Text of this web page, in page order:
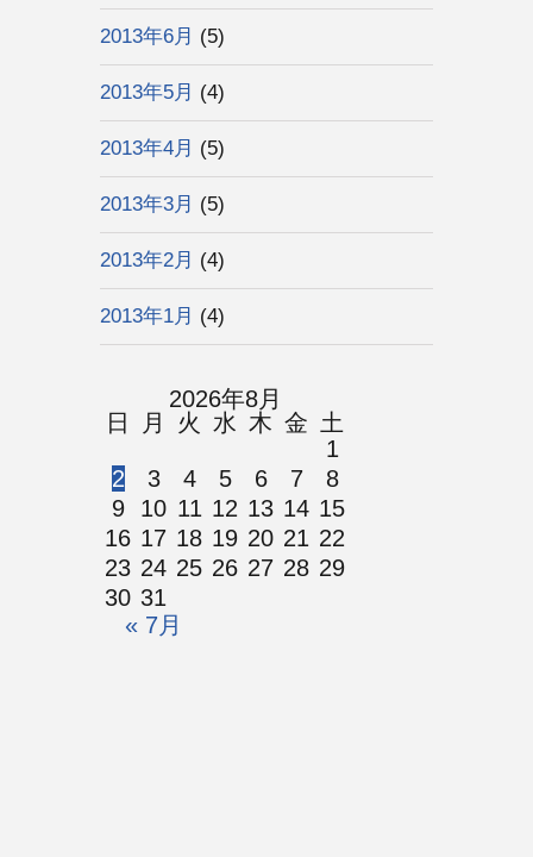
2013年6月 (5)
2013年5月 (4)
2013年4月 (5)
2013年3月 (5)
2013年2月 (4)
2013年1月 (4)
2026年8月
日
月 火 水 木 金 土
« 7月
1
2
3 4 5 6 7
8
9
10 11 12 13 14 15
16 17 18 19 20 21 22
23 24 25 26 27 28 29
30 31